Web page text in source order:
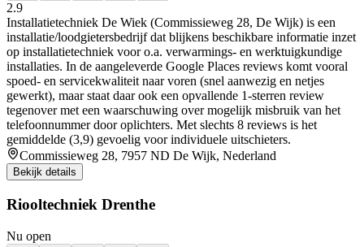
2.9
Installatietechniek De Wiek (Commissieweg 28, De Wijk) is een
installatie/loodgietersbedrijf dat blijkens beschikbare informatie inzet
op installatietechniek voor o.a. verwarmings- en werktuigkundige
installaties. In de aangeleverde Google Places reviews komt vooral
spoed- en servicekwaliteit naar voren (snel aanwezig en netjes
gewerkt), maar staat daar ook een opvallende 1-sterren review
tegenover met een waarschuwing over mogelijk misbruik van het
telefoonnummer door oplichters. Met slechts 8 reviews is het
gemiddelde (3,9) gevoelig voor individuele uitschieters.
Commissieweg 28, 7957 ND De Wijk, Nederland
Bekijk details
Riooltechniek Drenthe
Nu open